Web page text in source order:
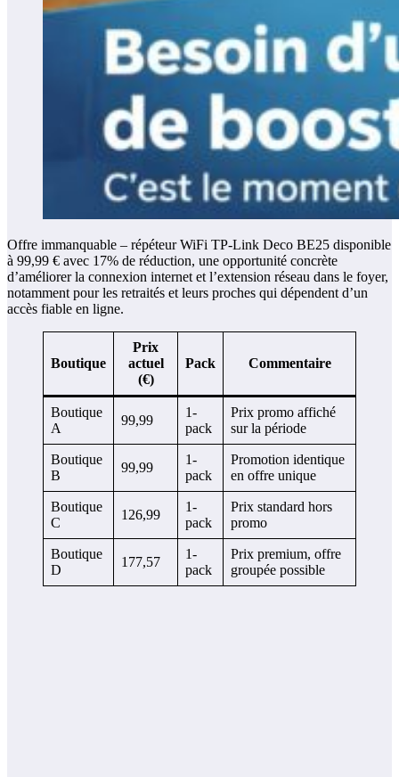
Offre immanquable – répéteur WiFi TP-Link Deco BE25 disponible
à 99,99 € avec 17% de réduction, une opportunité concrète
d’améliorer la connexion internet et l’extension réseau dans le foyer,
notamment pour les retraités et leurs proches qui dépendent d’un
accès fiable en ligne.
Boutique
Prix
actuel
(€)
Pack Commentaire
Boutique
A
99,99
1-
pack
Prix promo affiché
sur la période
Boutique
B
99,99
1-
pack
Promotion identique
en offre unique
Boutique
C
126,99
1-
pack
Prix standard hors
promo
Boutique
D
177,57
1-
pack
Prix premium, offre
groupée possible